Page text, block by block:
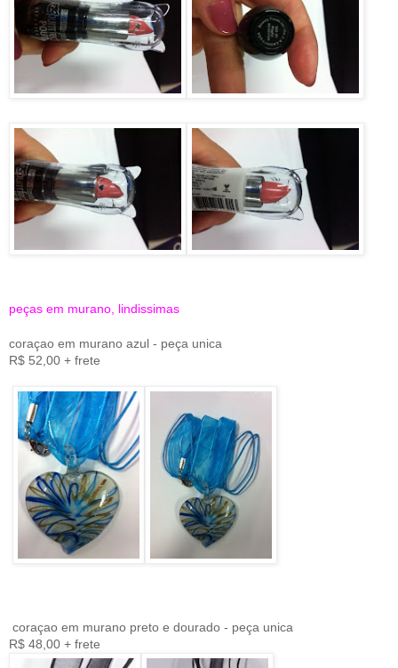
peças em murano, lindissimas
coraçao em murano azul - peça unica
R$ 52,00 + frete
coraçao em murano preto e dourado - peça unica
R$ 48,00 + frete